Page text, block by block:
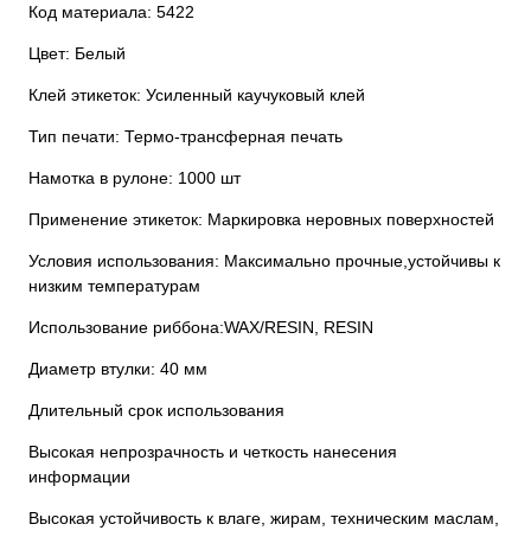
Код материала: 5422
Цвет: Белый
Клей этикеток: Усиленный каучуковый клей
Тип печати: Термо-трансферная печать
Намотка в рулоне: 1000 шт
Применение этикеток: Маркировка неровных поверхностей
Условия использования: Максимально прочные,устойчивы к
низким температурам
Использование риббона:WAX/RESIN, RESIN
Диаметр втулки: 40 мм
Длительный срок использования
Высокая непрозрачность и четкость нанесения
информации
Высокая устойчивость к влаге, жирам, техническим маслам,